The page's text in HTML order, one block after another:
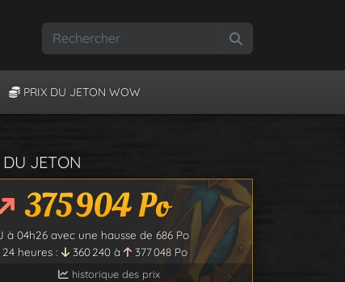
PRIX DU JETON WOW
DU JETON
375 904Po
à 04h26 avec une hausse de 686Po
heures :
360 240 à 377 048 Po
historique des prix